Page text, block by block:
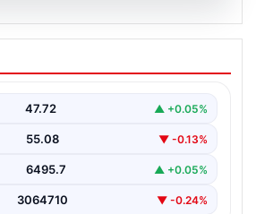
başkanvekili
oldu
47.72 ▲ +0.05%
55.08 ▼ -0.13%
6495.7 ▲ +0.05%
3064710 ▼ -0.24%